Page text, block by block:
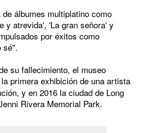
álbumes multiplatino como
y atrevida', 'La gran señora' y
por éxitos como
sé".
su fallecimiento, el museo
primera exhibición de una artista
y en 2016 la ciudad de Long
Rivera Memorial Park.